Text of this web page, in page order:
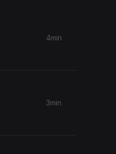
4min
3min